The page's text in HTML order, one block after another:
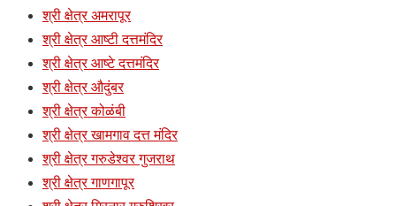
श्री क्षेत्र अमरापूर
श्री क्षेत्र आष्टी दत्तमंदिर
श्री क्षेत्र आष्टे दत्तमंदिर
श्री क्षेत्र औदुंबर
श्री क्षेत्र कोळंबी
श्री क्षेत्र खामगाव दत्त मंदिर
श्री क्षेत्र गरुडेश्वर गुजराथ
श्री क्षेत्र गाणगापूर